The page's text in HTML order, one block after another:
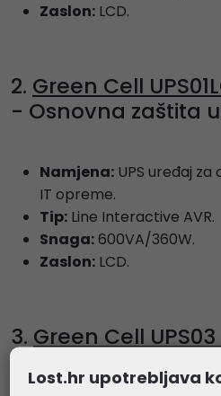
Zaslon: LCD.
2. Green Cell
- Osnovna zaštita
Namjena: UPS uređaj
IT opreme.
Tip: Line Interactive AVR.
Snaga:600VA/360W.
Zaslon: LCD.
3. Green Cell
Veća snaga za
zaštitu
Lost.hr upotrebljava